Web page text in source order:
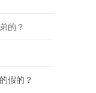
的？
假的？